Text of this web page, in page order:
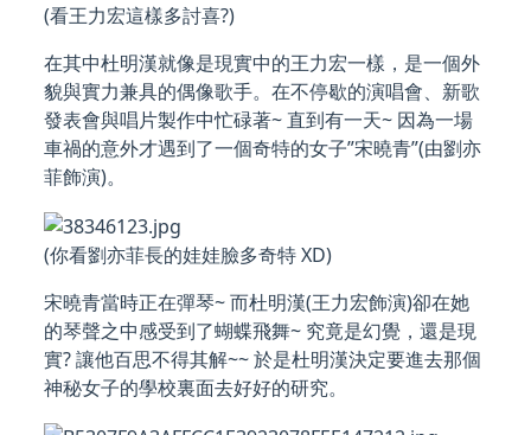
(看王力宏這樣多討喜?)
在其中杜明漢就像是現實中的王力宏一樣，是一個外
貌與實力兼具的偶像歌手。在不停歇的演唱會、新歌
發表會與唱片製作中忙碌著~ 直到有一天~ 因為一場
車禍的意外才遇到了一個奇特的女子”宋曉青”(由劉亦
菲飾演)。
(你看劉亦菲長的娃娃臉多奇特 XD)
宋曉青當時正在彈琴~ 而杜明漢(王力宏飾演)卻在她
的琴聲之中感受到了蝴蝶飛舞~ 究竟是幻覺，還是現
實? 讓他百思不得其解~~ 於是杜明漢決定要進去那個
神秘女子的學校裏面去好好的研究。